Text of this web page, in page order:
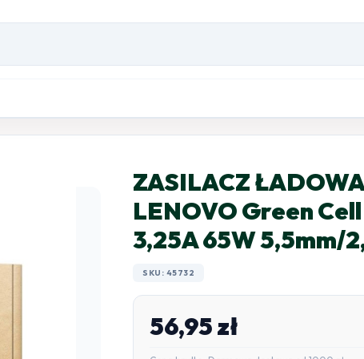
ZASILACZ
LENOVO Green
3,25A 65W 5,5mm/
SKU: 45732
56,95zł